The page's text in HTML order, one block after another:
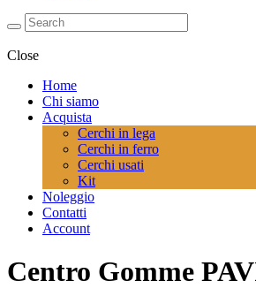
Close
Home
Chi siamo
Acquista
Cerchi in lega
Cerchi in ferro
Cerchi usati
Kit
Noleggio
Contatti
Account
Centro Gomme